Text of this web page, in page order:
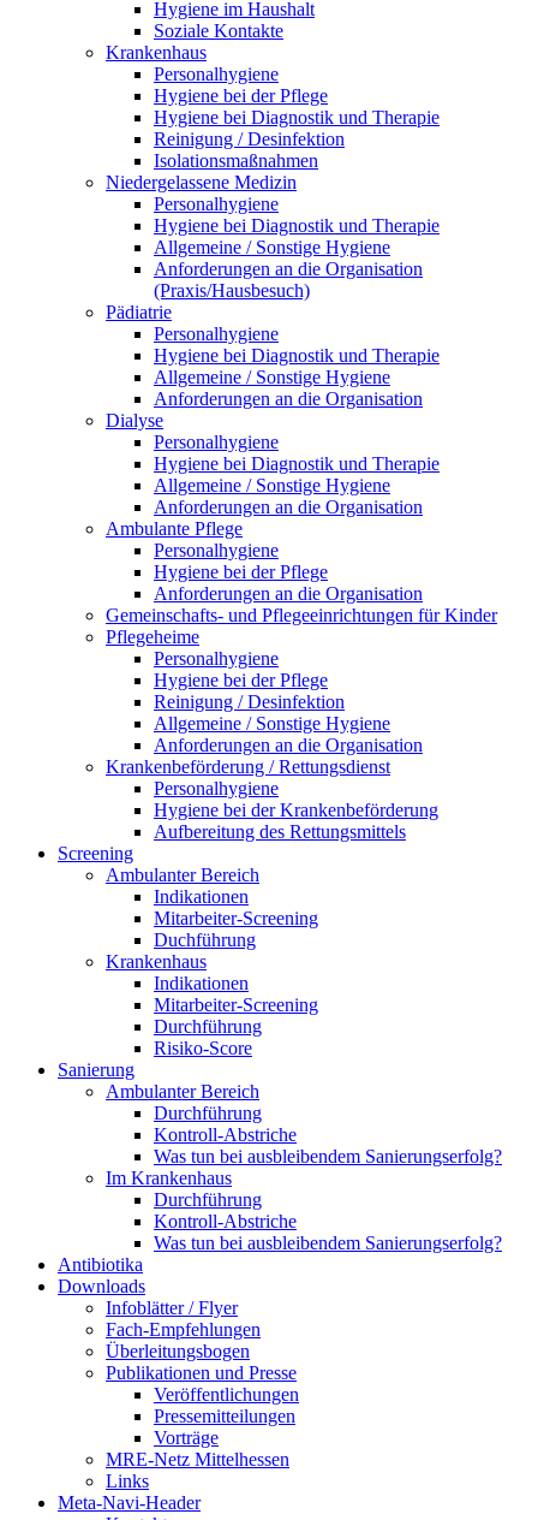
Hygiene im Haushalt
Soziale Kontakte
Krankenhaus
Personalhygiene
Hygiene bei der Pflege
Hygiene bei Diagnostik und Therapie
Reinigung / Desinfektion
Isolationsmaßnahmen
Niedergelassene Medizin
Personalhygiene
Hygiene bei Diagnostik und Therapie
Allgemeine / Sonstige Hygiene
Anforderungen an die Organisation
(Praxis/Hausbesuch)
Pädiatrie
Personalhygiene
Hygiene bei Diagnostik und Therapie
Allgemeine / Sonstige Hygiene
Anforderungen an die Organisation
Dialyse
Personalhygiene
Hygiene bei Diagnostik und Therapie
Allgemeine / Sonstige Hygiene
Anforderungen an die Organisation
Ambulante Pflege
Personalhygiene
Hygiene bei der Pflege
Anforderungen an die Organisation
Gemeinschafts- und Pflegeeinrichtungen für Kinder
Pflegeheime
Personalhygiene
Hygiene bei der Pflege
Reinigung / Desinfektion
Allgemeine / Sonstige Hygiene
Anforderungen an die Organisation
Krankenbeförderung / Rettungsdienst
Personalhygiene
Hygiene bei der Krankenbeförderung
Aufbereitung des Rettungsmittels
Screening
Ambulanter Bereich
Indikationen
Mitarbeiter-Screening
Duchführung
Krankenhaus
Indikationen
Mitarbeiter-Screening
Durchführung
Risiko-Score
Sanierung
Ambulanter Bereich
Durchführung
Kontroll-Abstriche
Was tun bei ausbleibendem Sanierungserfolg?
Im Krankenhaus
Durchführung
Kontroll-Abstriche
Was tun bei ausbleibendem Sanierungserfolg?
Antibiotika
Downloads
Infoblätter / Flyer
Fach-Empfehlungen
Überleitungsbogen
Publikationen und Presse
Veröffentlichungen
Pressemitteilungen
Vorträge
MRE-Netz Mittelhessen
Links
Meta-Navi-Header